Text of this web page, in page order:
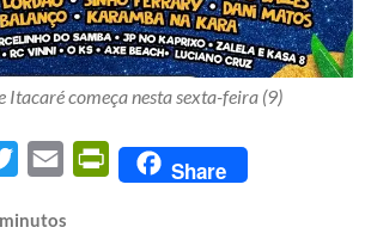
Itacaré começa nesta sexta-feira (9)
Twitter Email PrintFriendly
Share
minutos